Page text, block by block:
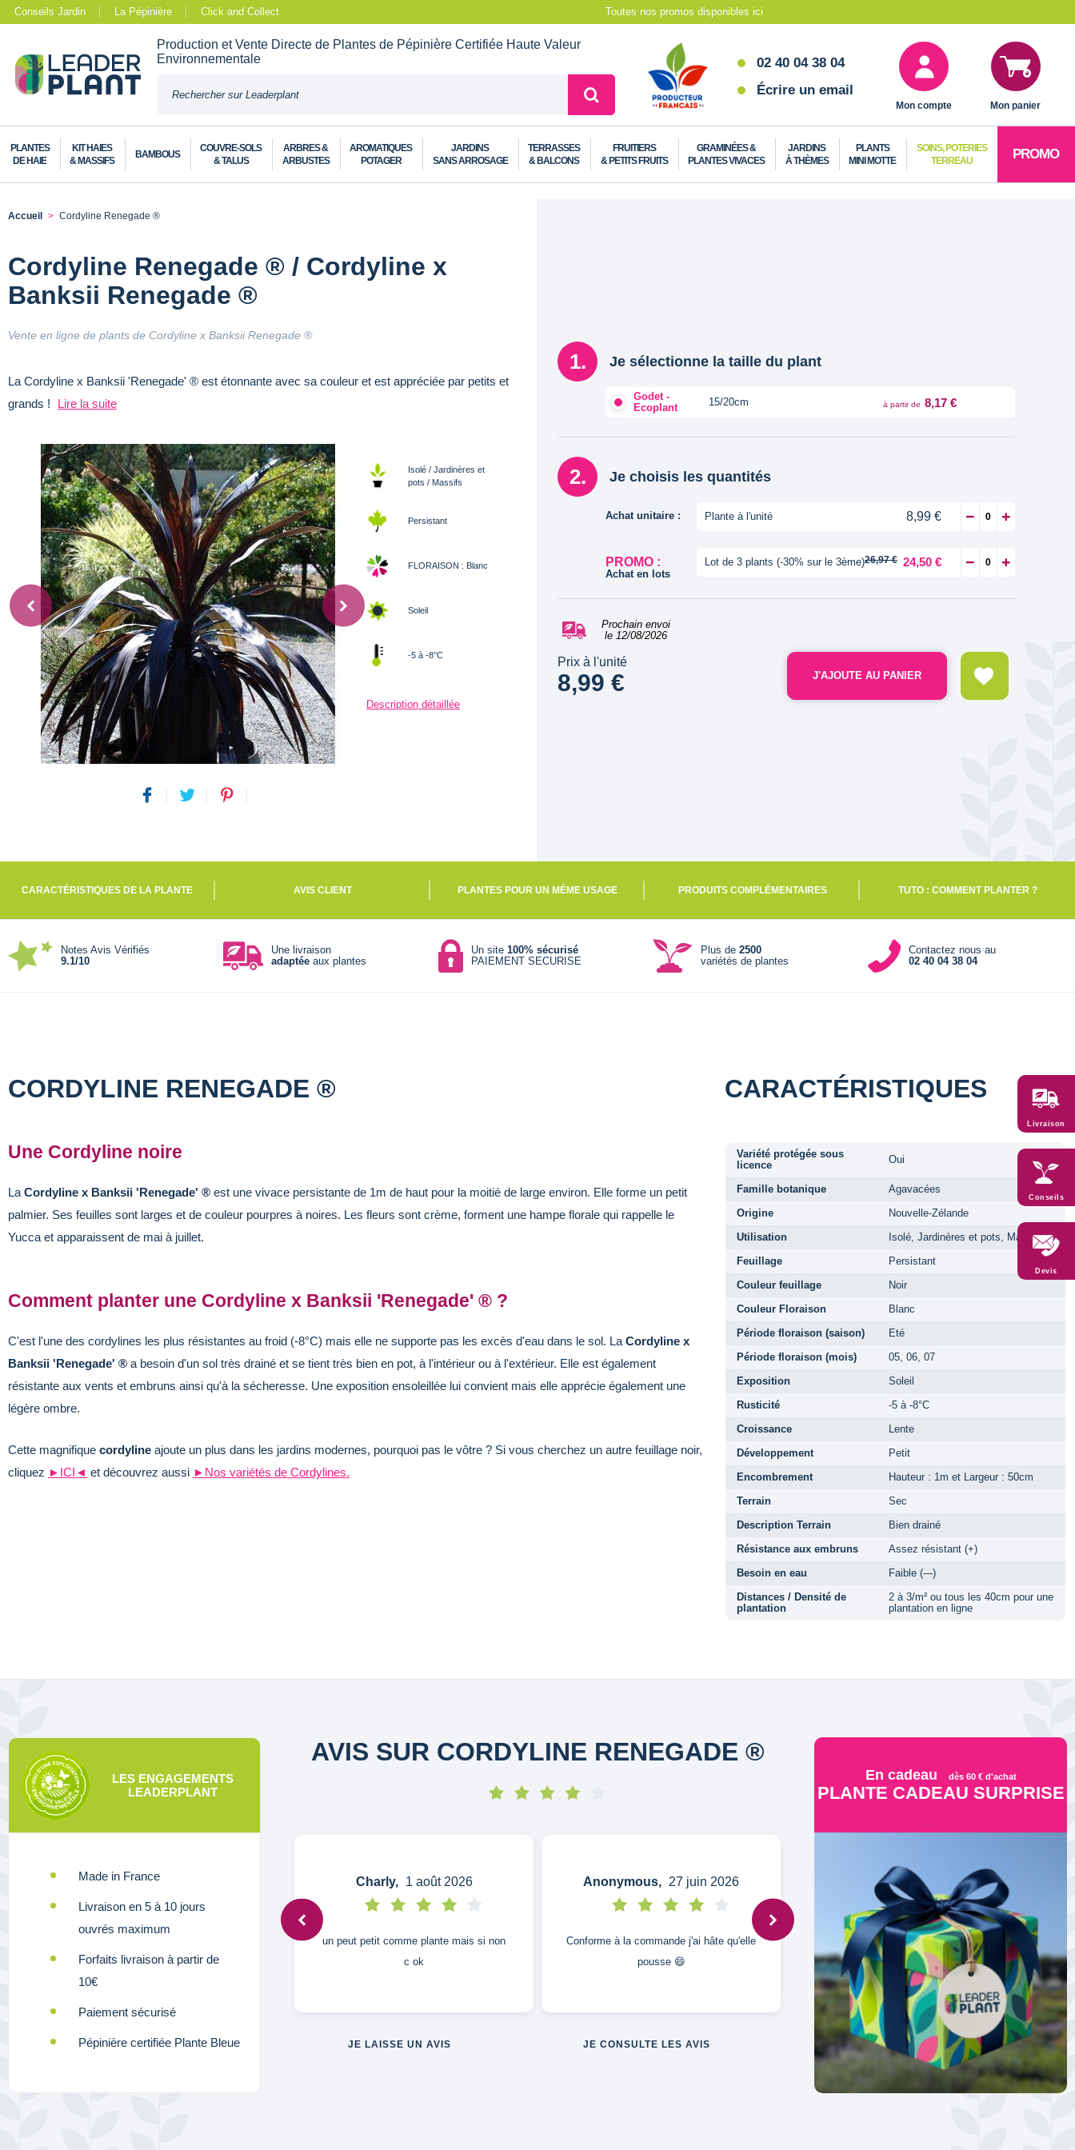
Conseils Jardin La Pépinière Click and Collect Toutes nos promos disponibles ici
Production et Vente Directe de Plantes de Pépinière Certifiée Haute Valeur
Environnementale
02 40 04 38 04
Écrire un email
Mon compte Mon panier
PLANTES
DE HAIE
KIT HAIES
& MASSIFS
BAMBOUS
COUVRE-SOLS
& TALUS
ARBRES &
ARBUSTES
AROMATIQUES
POTAGER
JARDINS
SANS ARROSAGE
TERRASSES
& BALCONS
FRUITIERS
& PETITS FRUITS
GRAMINÉES &
PLANTES VIVACES
JARDINS
À THÈMES
PLANTS
MINI MOTTE
SOINS, POTERIES
TERREAU
PROMO
Accueil Cordyline Renegade ®
Cordyline Renegade ® / Cordyline x
Banksii Renegade ®
Vente en ligne de plants de Cordyline x Banksii Renegade ®
La Cordyline x Banksii 'Renegade' ® est étonnante avec sa couleur et est appréciée par petits et
grands !
Lire la suite
Isolé / Jardinères et
pots / Massifs
Persistant
FLORAISON : Blanc
Soleil
-5 à -8°C
Description détaillée
Je sélectionne la taille du plant
Godet -
Ecoplant
15/20cm à partir de 8,17 €
Je choisis les quantités
Achat unitaire : Plante à l'unité 8,99 €
PROMO :
Achat en lots
Lot de 3 plants (-30% sur le 3ème)26,97 € 24,50 €
Prochain envoi
le 12/08/2026
Prix à l'unité
8,99 € J'AJOUTE AU PANIER
CARACTÉRISTIQUES DE LA PLANTE AVIS CLIENT PLANTES POUR UN MÊME USAGE PRODUITS COMPLÉMENTAIRES TUTO : COMMENT PLANTER ?
Notes Avis Vérifiés
9.1/10
Une livraison
adaptéeaux plantes
Un site 100% sécurisé
PAIEMENT SECURISE
Plus de2500
variétés de plantes
Contactez nous au
02 40 04 38 04
CORDYLINE RENEGADE ®
Une Cordyline noire
La Cordyline x Banksii 'Renegade' ® est une vivace persistante de 1m de haut pour la moitié de large environ. Elle forme un petit
palmier. Ses feuilles sont larges et de couleur pourpres à noires. Les fleurs sont crème, forment une hampe florale qui rappelle le
Yucca et apparaissent de mai à juillet.
Comment planter une Cordyline x Banksii 'Renegade' ® ?
C'est l'une des cordylines les plus résistantes au froid (-8°C) mais elle ne supporte pas les excès d'eau dans le sol. La Cordyline x
Banksii 'Renegade' ® a besoin d'un sol très drainé et se tient très bien en pot, à l'intérieur ou à l'extérieur. Elle est également
résistante aux vents et embruns ainsi qu'à la sécheresse. Une exposition ensoleillée lui convient mais elle apprécie également une
légère ombre.
Cette magnifique cordyline ajoute un plus dans les jardins modernes, pourquoi pas le vôtre ? Si vous cherchez un autre feuillage noir,
cliquez ►ICI◄ et découvrez aussi ►Nos variétés de Cordylines.
CARACTÉRISTIQUES
Variété protégée sous
licence
Oui
Famille botanique
Agavacées
Origine
Nouvelle-Zélande
Utilisation
Isolé, Jardinères et pots, Massifs
Feuillage
Persistant
Couleur feuillage
Noir
Couleur Floraison
Blanc
Période floraison (saison)
Eté
Période floraison (mois)
05, 06, 07
Exposition
Soleil
Rusticité
-5 à -8°C
Croissance
Lente
Développement
Petit
Encombrement
Hauteur : 1m et Largeur : 50cm
Terrain
Sec
Description Terrain
Bien drainé
Résistance aux embruns
Assez résistant (+)
Besoin en eau
Faible (---)
Distances / Densité de
plantation
2 à 3/m² ou tous les 40cm pour une
plantation en ligne
LES ENGAGEMENTS
LEADERPLANT
Made in France
Livraison en 5 à 10 jours
ouvrés maximum
Forfaits livraison à partir de
10€
Paiement sécurisé
Pépinière certifiée Plante Bleue
AVIS SUR CORDYLINE RENEGADE ®
S, 12 déc. 2024 Charly, 1 août 2026
un peut petit comme plante mais si non
c ok
Anonymous, 27 juin 2026
Conforme à la commande j'ai hâte qu'elle
pousse 😄
Isabelle, 6 sept. 2025
Produit conforme aux attentes.
JE LAISSE UN AVIS JE CONSULTE LES AVIS
En cadeau dès 60 € d'achat
PLANTE CADEAU SURPRISE
Livraison
Conseils
Devis